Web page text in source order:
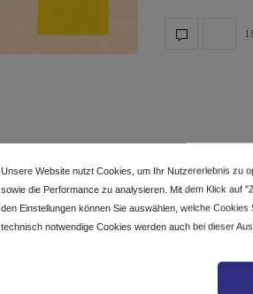
1
Unsere Website nutzt Cookies, um Ihr Nutzererlebnis zu
sowie die Performance zu analysieren. Mit dem Klick auf
den Einstellungen können Sie auswählen, welche
technisch notwendige Cookies werden auch bei dieser